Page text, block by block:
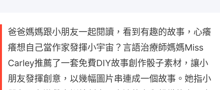
爸爸媽媽跟小朋友一起閱讀，看到有趣的故事，心癢
癢想自己當作家發揮小宇宙？言語治療師媽媽Miss
Carley推薦了一套免費DIY故事創作骰子素材，讓小
朋友發揮創意，以幾幅圖片串連成一個故事。她指小